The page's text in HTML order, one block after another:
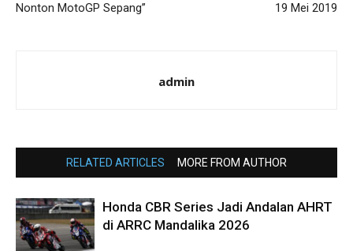
Nonton MotoGP Sepang”
19 Mei 2019
admin
RELATED ARTICLES MORE FROM AUTHOR
Honda CBR Series Jadi Andalan AHRT
di ARRC Mandalika 2026